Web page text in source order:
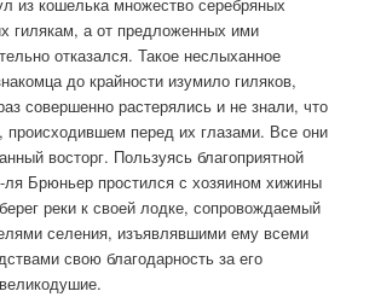
гилякам, а от предложенных ими
отказался. Такое неслыханное
до крайности изумило гиляков,
совершенно растерялись и не знали, что
происходившем перед их глазами. Все они
восторг. Пользуясь благоприятной
ля Брюньер простился с хозяином хижины
реки к своей лодке, сопровождаемый
селения, изъявлявшими ему всеми
свою благодарность за его